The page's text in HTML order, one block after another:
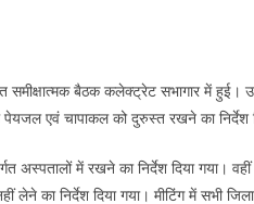
बैठक कलेक्ट्रेट सभागार में हुई।
एवं चापाकल को दुरुस्त रखने का निर्देश
अस्पतालों में रखने का निर्देश दिया गया। वहीं
का निर्देश दिया गया। मीटिंग में सभी जिला